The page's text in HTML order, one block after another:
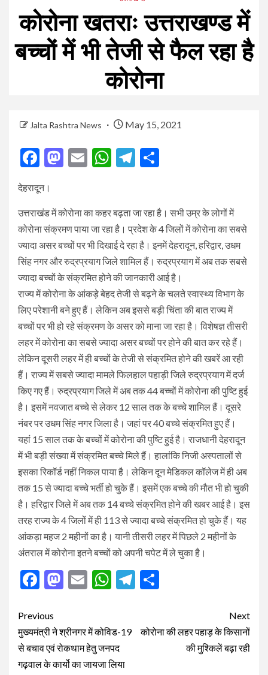
कोरोना खतराः उत्तराखण्ड में
बच्चों में भी तेजी से फैल रहा है
कोरोना
Jalta Rashtra News May 15, 2021
Facebook
Mastodon
EmailWhatsApp
Telegram
देहरादून।
उत्तराखंड में कोरोना का कहर बढ़ता जा रहा है। सभी उम्र के लोगों में
कोरोना संक्रमण पाया जा रहा है। प्रदेश के 4 जिलों में कोरोना का सबसे
ज्यादा असर बच्चों पर भी दिखाई दे रहा है। इनमें देहरादून, हरिद्वार, उधम
सिंह नगर और रुद्रप्रयाग जिले शामिल हैं। रुद्रप्रयाग में अब तक सबसे
ज्यादा बच्चों के संक्रमित होने की जानकारी आई है।
राज्य में कोरोना के आंकड़े बेहद तेजी से बढ़ने के चलते स्वास्थ्य विभाग के
लिए परेशानी बने हुए हैं। लेकिन अब इससे बड़ी चिंता की बात राज्य में
बच्चों पर भी हो रहे संक्रमण के असर को माना जा रहा है। विशेषज्ञ तीसरी
लहर में कोरोना का सबसे ज्यादा असर बच्चों पर होने की बात कर रहे हैं।
लेकिन दूसरी लहर में ही बच्चों के तेजी से संक्रमित होने की खबरें आ रही
हैं। राज्य में सबसे ज्यादा मामले फिलहाल पहाड़ी जिले रुद्रप्रयाग में दर्ज
किए गए हैं। रुद्रप्रयाग जिले में अब तक 44 बच्चों में कोरोना की पुष्टि हुई
है। इसमें नवजात बच्चे से लेकर 12 साल तक के बच्चे शामिल हैं। दूसरे
नंबर पर उधम सिंह नगर जिला है। जहां पर 40 बच्चे संक्रमित हुए हैं।
यहां 15 साल तक के बच्चों में कोरोना की पुष्टि हुई है। राजधानी देहरादून
में भी बड़ी संख्या में संक्रमित बच्चे मिले हैं। हालांकि निजी अस्पतालों से
इसका रिकॉर्ड नहीं निकल पाया है। लेकिन दून मेडिकल कॉलेज में ही अब
तक 15 से ज्यादा बच्चे भर्ती हो चुके हैं। इसमें एक बच्चे की मौत भी हो चुकी
है। हरिद्वार जिले में अब तक 14 बच्चे संक्रमित होने की खबर आई है। इस
तरह राज्य के 4 जिलों में ही 113 से ज्यादा बच्चे संक्रमित हो चुके हैं। यह
आंकड़ा महज 2 महीनों का है। यानी तीसरी लहर में पिछले 2 महीनों के
अंतराल में कोरोना इतने बच्चों को अपनी चपेट में ले चुका है।
Facebook
Mastodon
EmailWhatsApp
Telegram
Post
navigation
Previous
मुख्यमंत्री ने श्रीनगर में कोविड-19
से बचाव एवं रोकथाम हेतु जनपद
गढ़वाल के कार्यो का जायजा लिया
Next
कोरोना की लहर पहाड़ के किसानों
की मुश्किलें बढ़ा रही